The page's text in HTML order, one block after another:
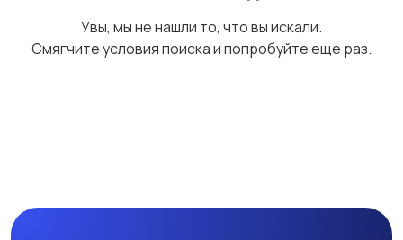
Увы, мы не нашли то, что вы искали.
Смягчите условия поиска и попробуйте еще раз.